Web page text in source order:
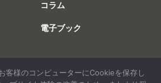
コラム
電子ブック
客様のコンピューターにCookieを保存し